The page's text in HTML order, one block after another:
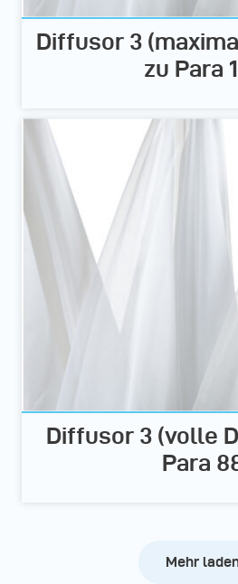
Diffusor 3
zu Para
Diffusor 3 (volle
Para
Mehr